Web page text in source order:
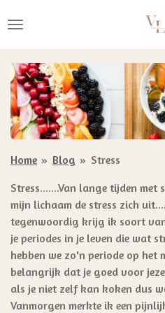
direct
de
hoofdinhoud
Home » Blog » Stress
Stress.......Van lange tijden met
mijn lichaam de stress zich uit....
tegenwoordig krijg ik soort van
je periodes in je leven die wat
hebben we zo'n periode op het
belangrijk dat je goed voor
als je niet zelf kan koken dus
Vanmorgen merkte ik een